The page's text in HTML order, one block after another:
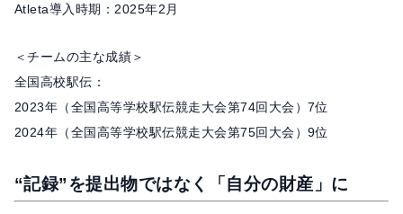
Atleta導入時期：2025年2月
＜チームの主な成績＞
全国高校駅伝：
2023年（全国高等学校駅伝競走大会第74回大会）7位
2024年（全国高等学校駅伝競走大会第75回大会）9位
“記録”を提出物ではなく「自分の財産」に